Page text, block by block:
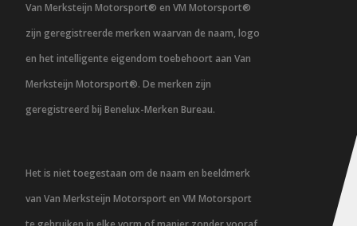
Van Merksteijn Motorsport® en VM Motorsport®
zijn geregistreerde merken waarvan de naam, logo
en het intelligente eigendom toebehoort aan Van
Merksteijn Motorsport®. De merken zijn
geregistreerd bij Benelux-Merken Bureau.
Het is niet toegestaan om de naam en beeldmerk
van Van Merksteijn Motorsport en VM Motorsport